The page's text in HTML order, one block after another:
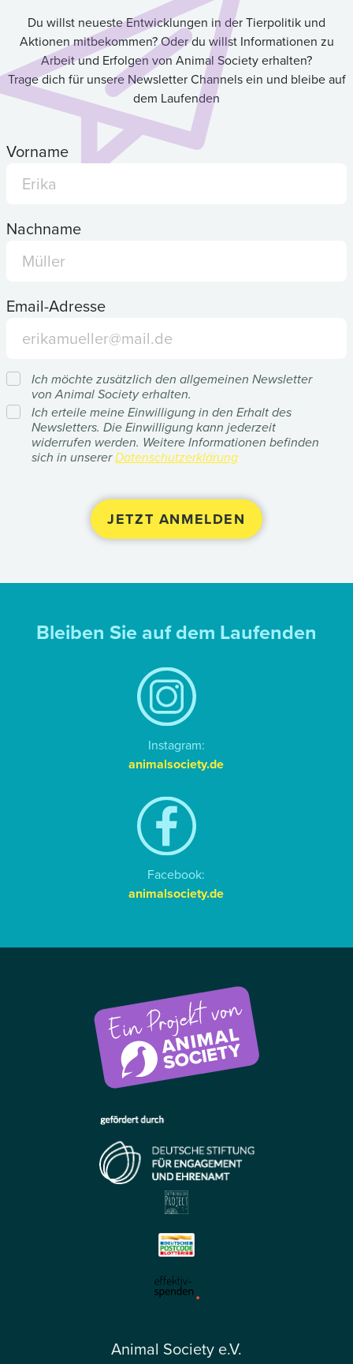
Du willst neueste Entwicklungen in der Tierpolitik und
Aktionen mitbekommen? Oder du willst Informationen zu
Arbeit und Erfolgen von Animal Society erhalten?
Trage dich für unsere Newsletter Channels ein und bleibe auf
dem Laufenden
Vorname
Nachname
Email-Adresse
Ich möchte zusätzlich den allgemeinen Newsletter
von Animal Society erhalten.
Ich erteile meine Einwilligung in den Erhalt des
Newsletters. Die Einwilligung kann jederzeit
widerrufen werden. Weitere Informationen befinden
sich in unsererDatenschutzerklärung
Bleiben Sie auf dem Laufenden
Instagram:
animalsociety.de
Facebook:
animalsociety.de
Animal Society e.V.